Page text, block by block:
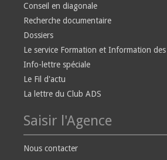
Conseil en diagonale
Recherche documentaire
Dossiers
Le service Formation et Information des
Info-lettre spéciale
Le Fil d'actu
La lettre du Club ADS
Saisir l'Agence
Nous contacter